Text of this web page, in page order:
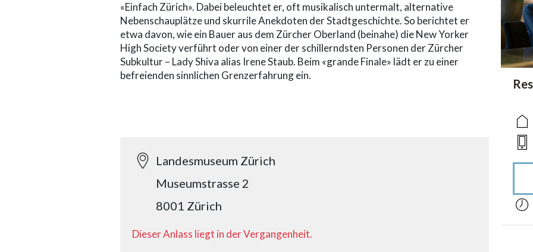
«Einfach Zürich». Dabei beleuchtet er, oft musikalisch untermalt, alternative
Nebenschauplätze und skurrile Anekdoten der Stadtgeschichte. So berichtet er
etwa davon, wie ein Bauer aus dem Zürcher Oberland (beinahe) die New Yorker
High Society verführt oder von einer der schillerndsten Personen der Zürcher
Subkultur – Lady Shiva alias Irene Staub. Beim «grande Finale» lädt er zu einer
befreienden sinnlichen Grenzerfahrung ein.
Landesmuseum Zürich
Museumstrasse 2
8001 Zürich
Dieser Anlass liegt in der Vergangenheit.